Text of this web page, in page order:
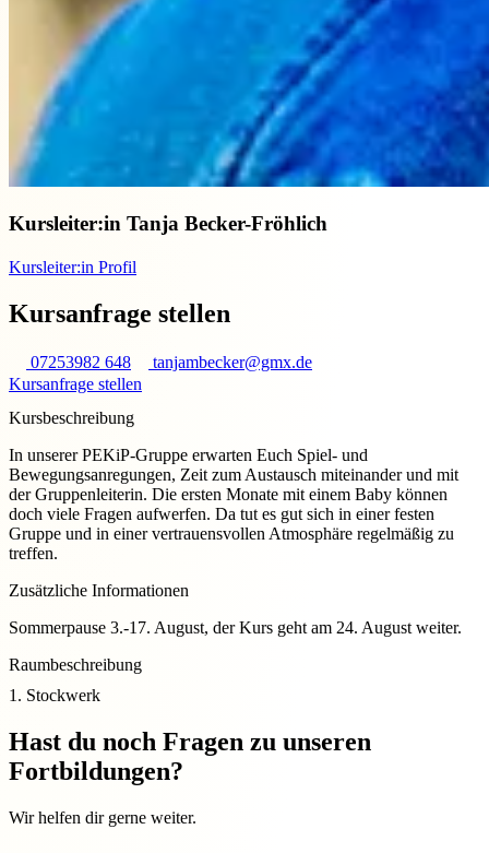
Kursleiter:in Tanja Becker-Fröhlich
Kursleiter:in Profil
Kursanfrage stellen
07253982 648
tanjambecker@gmx.de
Kursanfrage stellen
Kursbeschreibung
In unserer PEKiP-Gruppe erwarten Euch Spiel- und
Bewegungsanregungen, Zeit zum Austausch miteinander und mit
der Gruppenleiterin. Die ersten Monate mit einem Baby können
doch viele Fragen aufwerfen. Da tut es gut sich in einer festen
Gruppe und in einer vertrauensvollen Atmosphäre regelmäßig zu
treffen.
Zusätzliche Informationen
Sommerpause 3.-17. August, der Kurs geht am 24. August weiter.
Raumbeschreibung
1. Stockwerk
Hast du noch Fragen zu unseren
Fortbildungen?
Wir helfen dir gerne weiter.